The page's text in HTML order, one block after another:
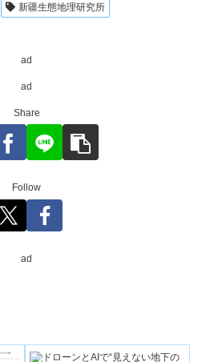
新疆生態地理研究所
ad
ad
Share
Follow
ad